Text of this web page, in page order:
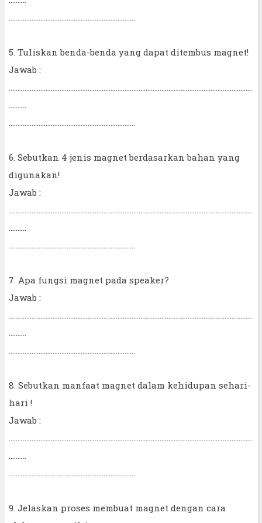
........................................................................
5. Tuliskan benda-benda yang dapat ditembus magnet!
Jawab :
...........................................................................................................................................
..........
........................................................................
6. Sebutkan 4 jenis magnet berdasarkan bahan yang
digunakan!
Jawab :
...........................................................................................................................................
..........
........................................................................
7. Apa fungsi magnet pada speaker?
Jawab :
...........................................................................................................................................
..........
........................................................................
8. Sebutkan manfaat magnet dalam kehidupan sehari-
hari !
Jawab :
...........................................................................................................................................
..........
........................................................................
9. Jelaskan proses membuat magnet dengan cara